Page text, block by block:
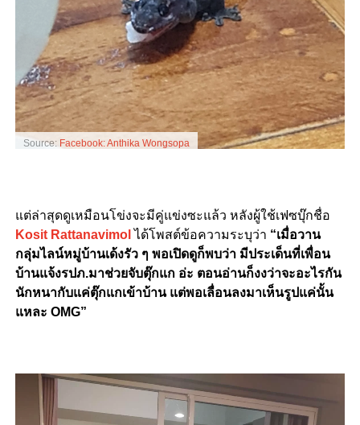
Source: Facebook: Anthika Wongsopa
แต่ล่าสุดดูเหมือนโข่งจะมีคู่แข่งซะแล้ว หลังผู้ใช้เฟซบุ๊กชื่อ
Kosit Rattanavimol ได้โพสต์ข้อความระบุว่า “เมื่อวาน
กลุ่มไลน์หมู่บ้านเด้งรัว ๆ พอเปิดดูก็พบว่า มีประเด็นที่เพื่อน
บ้านแจ้งรปภ.มาช่วยจับตุ๊กแก อ่ะ ตอนอ่านก็งงว่าจะอะไรกัน
นักหนากับแค่ตุ๊กแกเข้าบ้าน แต่พอเลื่อนลงมาเห็นรูปแค่นั้น
แหละ OMG”